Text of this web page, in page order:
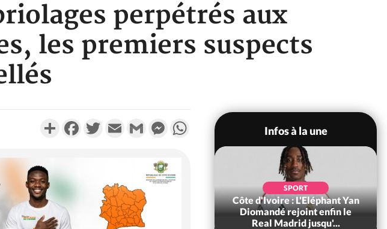
perpétrés aux
les premiers suspects
PartagerFacebookTwitterEmail Gmail MessengerWhatsApp
Infos à la une
SOCIÉTÉ
Côte d'Ivoire : Fin du rachat
des 100 000 tonnes de cacao,
le SYNARFA-CI co...
SPORT
Côte d'Ivoire : L'Eléphant Yan
Diomandé rejoint enfin le
Real Madrid jusqu'...